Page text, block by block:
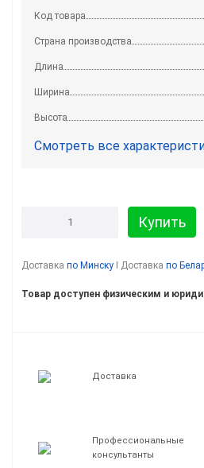
Код товара
Страна производства
Длина
Ширина
Высота
Смотреть все
Купить
Доставка по Минску I Доставка по
Товар доступен физическим и
Доставка
Профессиональные
консультанты